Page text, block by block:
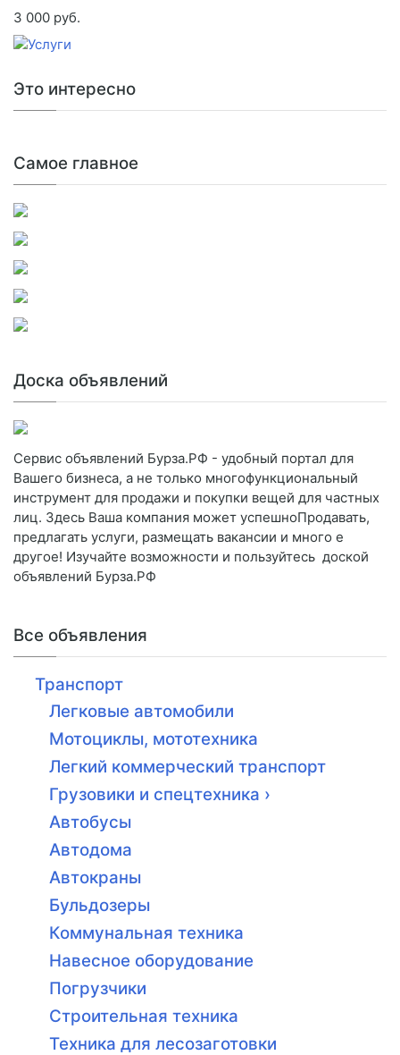
3 000 руб.
Это интересно
Самое главное
Доска объявлений
Сервис объявлений Бурза.РФ - удобный портал для
Вашего бизнеса, а не только многофункциональный
инструмент для продажи и покупки вещей для частных
лиц. Здесь Ваша компания может успешноПродавать,
предлагать услуги, размещать вакансии и много е
другое! Изучайте возможности и пользуйтесь доской
объявлений Бурза.РФ
Все объявления
Транспорт
Легковые автомобили
Мотоциклы, мототехника
Легкий коммерческий транспорт
Грузовики и спецтехника ›
Автобусы
Автодома
Автокраны
Бульдозеры
Коммунальная техника
Навесное оборудование
Погрузчики
Строительная техника
Техника для лесозаготовки